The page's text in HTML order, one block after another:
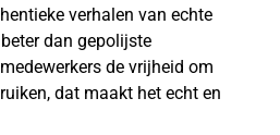
verhalen van echte
dan gepolijste
de vrijheid om
dat maakt het echt en